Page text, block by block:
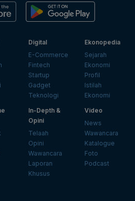
Digital
E-Commerce
Fintech
Startup
Gadget
Teknologi
Ekonopedia
Sejarah
Ekonomi
Profil
Istilah
Ekonomi
In-Depth &
Opini
Telaah
Opini
Wawancara
Laporan
Khusus
Video
News
Wawancara
Katalogue
Foto
Podcast